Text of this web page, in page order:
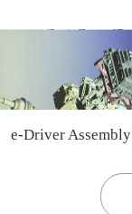
e-Driver